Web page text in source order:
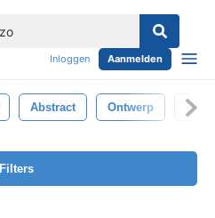
Inloggen Aanmelden
Abstract Ontwerp
Filters